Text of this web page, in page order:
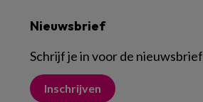
Nieuwsbrief
Schrijf je in voor de nieuwsbrief
Inschrijven